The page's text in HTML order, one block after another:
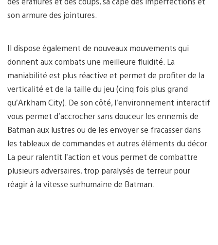
son armure des jointures.
Il dispose également de nouveaux mouvements qui
donnent aux combats une meilleure fluidité. La
maniabilité est plus réactive et permet de profiter de la
verticalité et de la taille du jeu (cinq fois plus grand
qu’Arkham City). De son côté, l’environnement interactif
vous permet d’accrocher sans douceur les ennemis de
Batman aux lustres ou de les envoyer se fracasser dans
les tableaux de commandes et autres éléments du décor.
La peur ralentit l’action et vous permet de combattre
plusieurs adversaires, trop paralysés de terreur pour
réagir à la vitesse surhumaine de Batman.